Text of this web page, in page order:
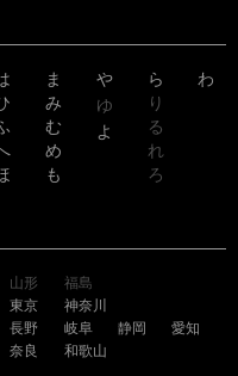
ま
み
む
め
も
や
ゆ
よ
ら
り
る
れ
ろ
わ
山形
福島
東京
神奈川
長野 岐阜 静岡
愛知
奈良
和歌山